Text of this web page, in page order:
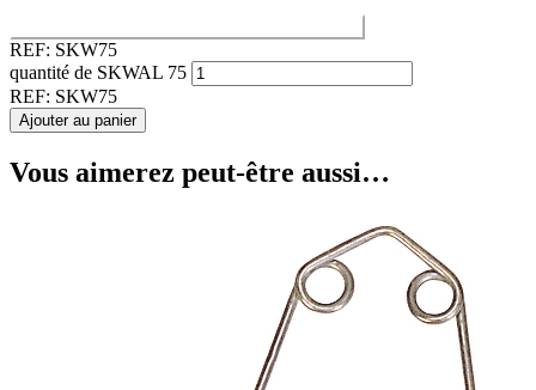
REF: SKW75
quantité de SKWAL 75
REF: SKW75
Ajouter au panier
Vous aimerez peut-être aussi…